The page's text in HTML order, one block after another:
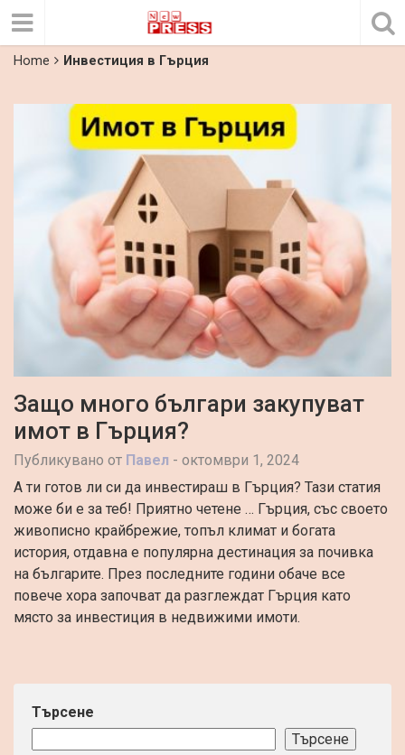
Home Инвестиция в Гърция
Защо много българи закупуват
имот в Гърция?
Публикувано от Павел - октомври 1, 2024
А ти готов ли си да инвестираш в Гърция? Тази статия
може би е за теб! Приятно четене … Гърция, със своето
живописно крайбрежие, топъл климат и богата
история, отдавна е популярна дестинация за почивка
на българите. През последните години обаче все
повече хора започват да разглеждат Гърция като
място за инвестиция в недвижими имоти.
Търсене
Търсене